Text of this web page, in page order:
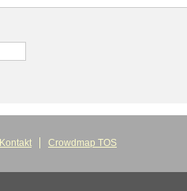
Kontakt Crowdmap TOS